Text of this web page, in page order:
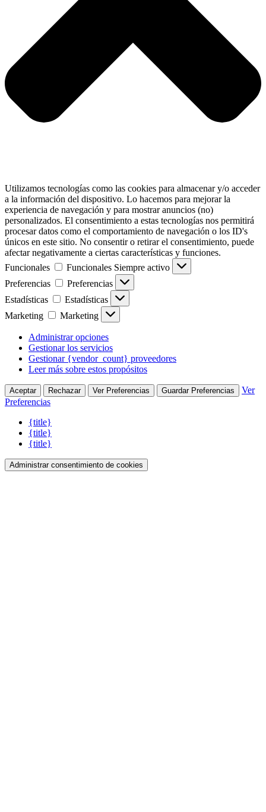
Utilizamos tecnologías como las cookies para almacenar y/o acceder
a la información del dispositivo. Lo hacemos para mejorar la
experiencia de navegación y para mostrar anuncios (no)
personalizados. El consentimiento a estas tecnologías nos permitirá
procesar datos como el comportamiento de navegación o los ID's
únicos en este sitio. No consentir o retirar el consentimiento, puede
afectar negativamente a ciertas características y funciones.
Funcionales
Funcionales Siempre activo
Preferencias
Preferencias
Estadísticas
Estadísticas
Marketing
Marketing
Administrar opciones
Gestionar los servicios
Gestionar {vendor_count} proveedores
Leer más sobre estos propósitos
Aceptar Rechazar Ver Preferencias Guardar Preferencias
Ver
Preferencias
{title}
{title}
{title}
Administrar consentimiento de cookies